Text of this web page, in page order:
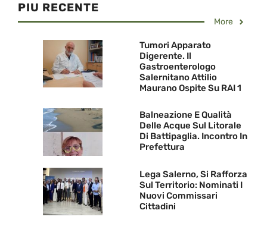
PIU RECENTE
More
Tumori Apparato
Digerente. Il
Gastroenterologo
Salernitano Attilio
Maurano Ospite Su RAI 1
Balneazione E Qualità
Delle Acque Sul Litorale
Di Battipaglia. Incontro In
Prefettura
Lega Salerno, Si Rafforza
Sul Territorio: Nominati I
Nuovi Commissari
Cittadini